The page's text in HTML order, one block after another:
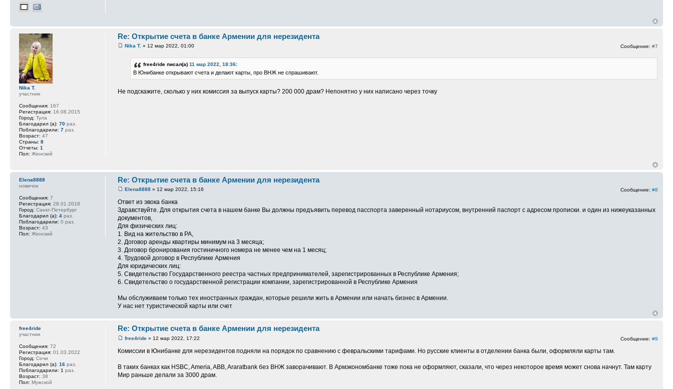
Re: Открытие счета в банке Армении для нерезидента
Сообщение: #7
Nika T. » 12 мар 2022, 01:00
free4ride писал(а)11 мар 2022, 18:36:
В Юнибанке открывают счета и делают карты, про ВНЖ не спрашивают.
Не подскажите, сколько у них комиссия за выпуск карты? 200 000 драм? Непонятно у них написано через точку
Nika T.
участник
Сообщения: 167
Регистрация: 16.08.2015
Город: Тула
Благодарил (а): 70 раз.
Поблагодарили: 7 раз.
Возраст: 47
Страны: 8
Отчеты: 1
Пол: Женский
Re: Открытие счета в банке Армении для нерезидента
Сообщение: #8
Elena8888 » 12 мар 2022, 15:16
Ответ из эвока банка
Здравствуйте. Для открытия счета в нашем банке Вы должны предъявить перевод пасспорта заверенный нотариусом, внутренний паспорт с адресом прописки. и один из нижеуказанных
документов,
Для физических лиц:
1. Вид на жительство в РА,
2. Договор аренды квартиры минимум на 3 месяца;
3. Договор бронирования гостиничного номера не менее чем на 1 месяц;
4. Трудовой договор в Республике Армения
Для юридических лиц:
5. Свидетельство Государственного реестра частных предпринимателей, зарегистрированных в Республике Армения;
6. Свидетельство о государственной регистрации компании, зарегистрированной в Республике Армения
Мы обслуживаем только тех иностранных граждан, которые решили жить в Армении или начать бизнес в Армении.
У нас нет туристической карты или счет
Elena8888
новичок
Сообщения: 7
Регистрация: 28.01.2018
Город: Санкт-Петербург
Благодарил (а): 4 раз.
Поблагодарили: 0 раз.
Возраст: 43
Пол: Женский
Re: Открытие счета в банке Армении для нерезидента
Сообщение: #9
free4ride » 12 мар 2022, 17:22
Комиссии в Юнибанке для нерезидентов подняли на порядок по сравнению с февральскими тарифами. Но русские клиенты в отделении банка были, оформляли карты там.
В таких банках как HSBC, Ameria, ABB, Araratbank без ВНЖ заворачивают. В Армэкономбанке тоже пока не оформляют, сказали, что через некоторое время может снова начнут. Там карту
Мир раньше делали за 3000 драм.
free4ride
участник
Сообщения: 72
Регистрация: 01.03.2022
Город: Сочи
Благодарил (а): 16 раз.
Поблагодарили: 1 раз.
Возраст: 38
Пол: Мужской